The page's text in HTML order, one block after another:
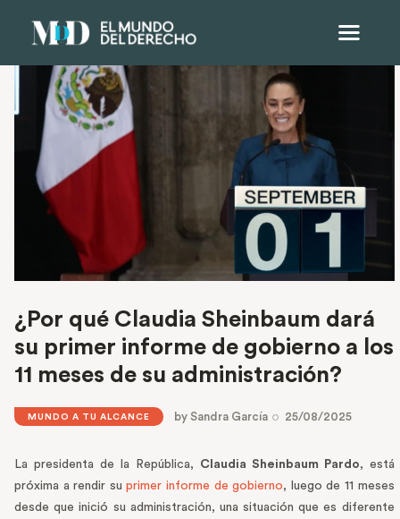
¿Por qué Claudia Sheinbaum dará
su primer informe de gobierno a los
11 meses de su administración?
MUNDO A TU ALCANCE bySandra García 25/08/2025
La presidenta de la República, Claudia Sheinbaum Pardo, está
próxima a rendir suprimer informe de gobierno, luego de 11 meses
desde que inició su administración, una situación que es diferente